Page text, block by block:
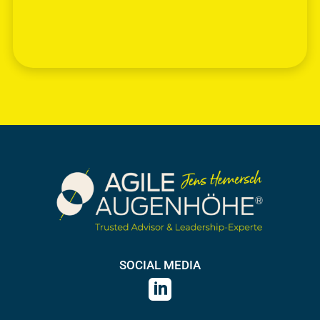
SOCIAL MEDIA
